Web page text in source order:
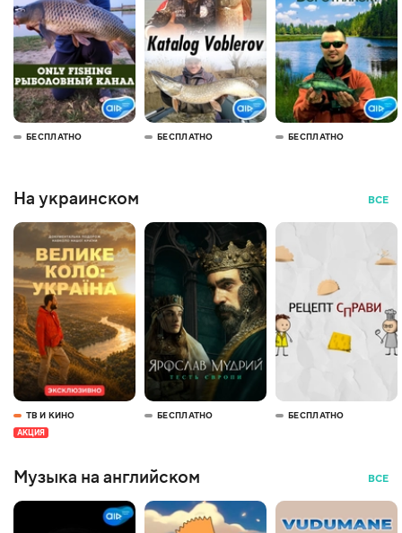
БЕСПЛАТНО БЕСПЛАТНО БЕСПЛАТНО
На украинском ВСЕ
ТВ И КИНО
АКЦИЯ
БЕСПЛАТНО БЕСПЛАТНО
Музыка на английском ВСЕ